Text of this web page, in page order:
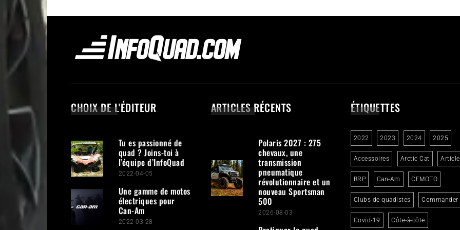
CHOIX DE L'ÉDITEUR
Tu es passionné de
quad ? Joins-toi à
l’équipe d’InfoQuad
2022-04-05
Une gamme de motos
électriques pour
Can-Am
2022-03-28
ARTICLES RÉCENTS
Polaris 2027 : 275
chevaux, une
transmission
pneumatique
révolutionnaire et un
nouveau Sportsman
500
2026-08-03
ÉTIQUETTES
2022 2023 2024 2025
Accessoires Arctic Cat
BRP Can-Am CFMOTO
Clubs de quadistes Commander
Covid-19 Côte-à-côte